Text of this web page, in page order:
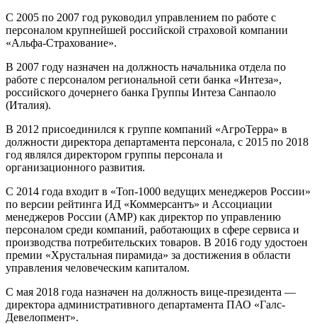
С 2005 по 2007 год руководил управлением по работе с
персоналом крупнейшей российской страховой компании
«Альфа-Страхование».
В 2007 году назначен на должность начальника отдела по
работе с персоналом региональной сети банка «Интеза»,
российского дочернего банка Группы Интеза Санпаоло
(Италия).
В 2012 присоединился к группе компаний «АгроТерра» в
должности директора департамента персонала, с 2015 по 2018
год являлся директором группы персонала и
организационного развития.
С 2014 года входит в «Топ-1000 ведущих менеджеров России»
по версии рейтинга ИД «Коммерсантъ» и Ассоциации
менеджеров России (АМР) как директор по управлению
персоналом среди компаний, работающих в сфере сервиса и
производства потребительских товаров. В 2016 году удостоен
премии «Хрустальная пирамида» за достижения в области
управления человеческим капиталом.
С мая 2018 года назначен на должность вице-президента —
директора административного департамента ПАО «Галс-
Девелопмент».